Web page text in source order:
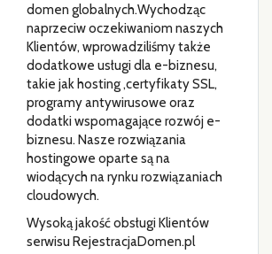
domen globalnych.Wychodząc
naprzeciw oczekiwaniom naszych
Klientów, wprowadziliśmy także
dodatkowe usługi dla e-biznesu,
takie jak hosting ,certyfikaty SSL,
programy antywirusowe oraz
dodatki wspomagające rozwój e-
biznesu. Nasze rozwiązania
hostingowe oparte są na
wiodących na rynku rozwiązaniach
cloudowych.
Wysoką jakość obsługi Klientów
serwisu RejestracjaDomen.pl